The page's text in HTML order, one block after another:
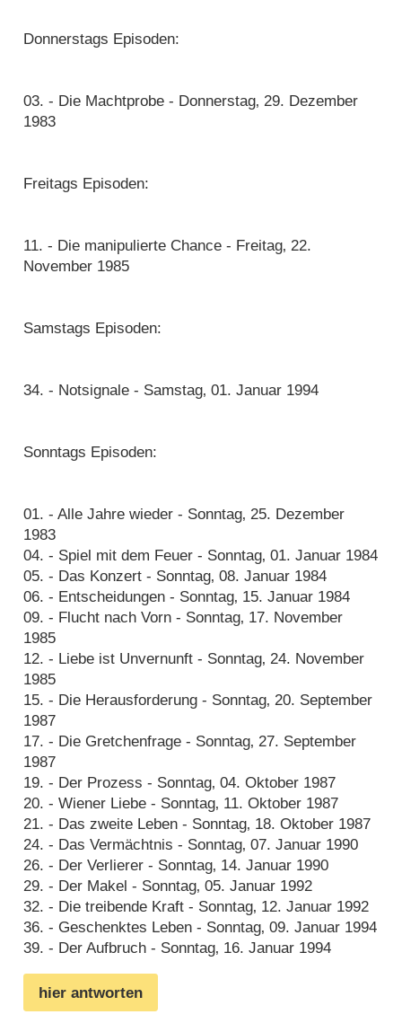
Donnerstags Episoden:
03. - Die Machtprobe - Donnerstag‚ 29. Dezember
1983
Freitags Episoden:
11. - Die manipulierte Chance - Freitag‚ 22.
November 1985
Samstags Episoden:
34. - Notsignale - Samstag‚ 01. Januar 1994
Sonntags Episoden:
01. - Alle Jahre wieder - Sonntag‚ 25. Dezember
1983
04. - Spiel mit dem Feuer - Sonntag‚ 01. Januar 1984
05. - Das Konzert - Sonntag‚ 08. Januar 1984
06. - Entscheidungen - Sonntag‚ 15. Januar 1984
09. - Flucht nach Vorn - Sonntag‚ 17. November
1985
12. - Liebe ist Unvernunft - Sonntag‚ 24. November
1985
15. - Die Herausforderung - Sonntag‚ 20. September
1987
17. - Die Gretchenfrage - Sonntag‚ 27. September
1987
19. - Der Prozess - Sonntag‚ 04. Oktober 1987
20. - Wiener Liebe - Sonntag‚ 11. Oktober 1987
21. - Das zweite Leben - Sonntag‚ 18. Oktober 1987
24. - Das Vermächtnis - Sonntag‚ 07. Januar 1990
26. - Der Verlierer - Sonntag‚ 14. Januar 1990
29. - Der Makel - Sonntag‚ 05. Januar 1992
32. - Die treibende Kraft - Sonntag‚ 12. Januar 1992
36. - Geschenktes Leben - Sonntag‚ 09. Januar 1994
39. - Der Aufbruch - Sonntag‚ 16. Januar 1994
hier antworten